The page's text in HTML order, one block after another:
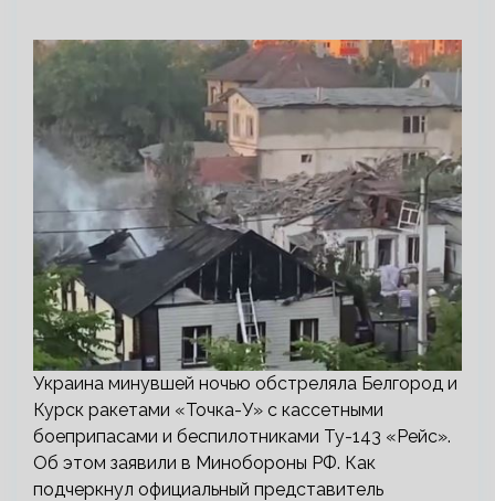
Украина минувшей ночью обстреляла Белгород и
Курск ракетами «Точка-У» с кассетными
боеприпасами и беспилотниками Ту-143 «Рейс».
Об этом заявили в Минобороны РФ. Как
подчеркнул официальный представитель